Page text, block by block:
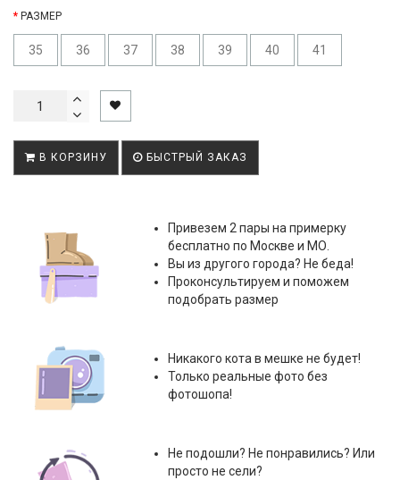
РАЗМЕР
35 36 37 38 39 40 41
В КОРЗИНУ БЫСТРЫЙ ЗАКАЗ
Привезем 2 пары на примерку
бесплатно по Москве и МО.
Вы из другого города? Не беда!
Проконсультируем и поможем
подобрать размер
Никакого кота в мешке не будет!
Только реальные фото без
фотошопа!
Не подошли? Не понравились? Или
просто не сели?